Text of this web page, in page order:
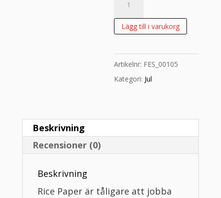
A3
mängd
Lägg till i varukorg
Artikelnr: FES_00105
Kategori: Jul
Beskrivning
Recensioner (0)
Beskrivning
Rice Paper är tåligare att jobba